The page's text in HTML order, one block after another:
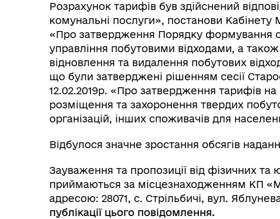
Розрахунок тарифів був здійснений
комунальні послуги», постанови Кабінету
«Про затвердження Порядку формування
управління побутовими відходами, а
відновлення та видалення побутових
що були затверджені рішенням сесії
12.02.2019р. «Про затвердження тарифів
розміщення та захоронення твердих
організацій, інших споживачів для
Відбулося значне зростання обсягів
Зауваження та пропозиції від фізичних та
приймаються за місцезнаходженням КП
адресою: 28071, с. Стрільбичі, вул.
публікації цього повідомлення.